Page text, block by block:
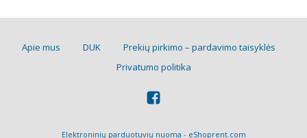
Apie mus DUK
Prekių pirkimo – pardavimo taisyklės
Privatumo politika
Elektroninių parduotuvių nuoma - eShoprent.com